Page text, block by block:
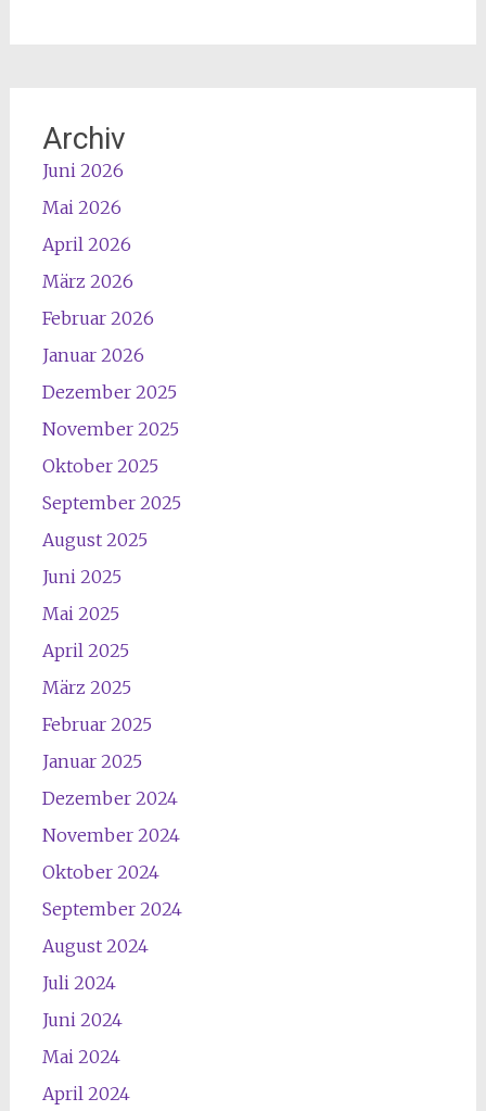
Archiv
Juni 2026
Mai 2026
April 2026
März 2026
Februar 2026
Januar 2026
Dezember 2025
November 2025
Oktober 2025
September 2025
August 2025
Juni 2025
Mai 2025
April 2025
März 2025
Februar 2025
Januar 2025
Dezember 2024
November 2024
Oktober 2024
September 2024
August 2024
Juli 2024
Juni 2024
Mai 2024
April 2024